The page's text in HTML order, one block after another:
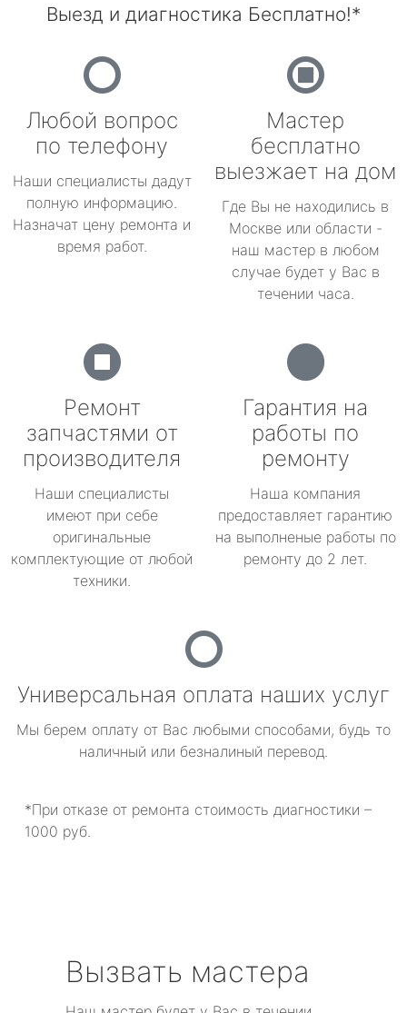
Выезд и диагностика Бесплатно!*
Любой вопрос
по телефону
Наши специалисты дадут
полную информацию.
Назначат цену ремонта и
время работ.
Мастер
бесплатно
выезжает на дом
Где Вы не находились в
Москве или области -
наш мастер в любом
случае будет у Вас в
течении часа.
Ремонт
запчастями от
производителя
Наши специалисты
имеют при себе
оригинальные
комплектующие от любой
техники.
Гарантия на
работы по
ремонту
Наша компания
предоставляет гарантию
на выполненые работы по
ремонту до 2 лет.
Универсальная оплата наших услуг
Мы берем оплату от Вас любыми способами, будь то
наличный или безналиный перевод.
*При отказе от ремонта стоимость диагностики –
1000 руб.
Вызвать мастера